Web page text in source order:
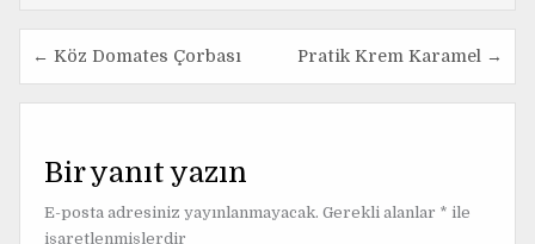
Y
a
g
← Köz Domates Çorbası Pratik Krem Karamel →
Bir yanıt yazın
E-posta adresiniz yayınlanmayacak. Gerekli alanlar * ile
işaretlenmişlerdir